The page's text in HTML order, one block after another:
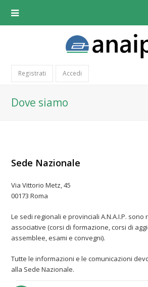
Registrati Accedi
Dove siamo
Sede Nazionale
Via Vittorio Metz, 45
00173 Roma
Le sedi regionali e provinciali A.N.A.I.P.
associative (corsi di formazione, corsi di
assemblee, esami e convegni).
Tutte le informazioni e le comunicazioni
alla Sede Nazionale.